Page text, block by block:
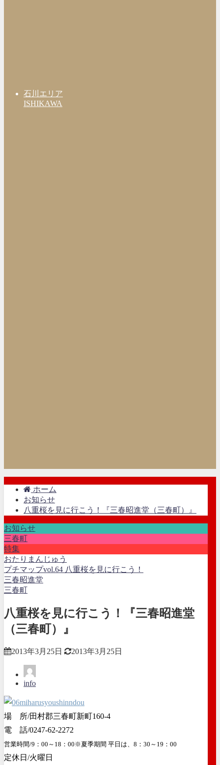
石川エリア
ISHIKAWA
ホーム
お知らせ
八重桜を見に行こう！『三春昭進堂（三春町）』
お知らせ
三春町
特集
おたりまんじゅう
プチマップvol.64 八重桜を見に行こう！
三春昭進堂
三春町
八重桜を見に行こう！『三春昭進堂
（三春町）』
2013年3月25日 2013年3月25日
info
場 所/田村郡三春町新町160-4
電 話/0247-62-2272
営業時間/9：00～18：00※夏季期間 平日は、8：30～19：00
定休日/火曜日